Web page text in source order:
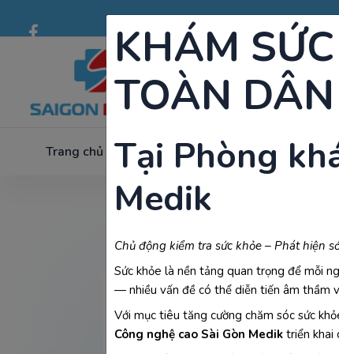
Trang chủ Về chúng tôi Dịch vụ Xét
Trang chủ
KHÁM
TOÀN DÂN
Tại Phòng
Medik
Chủ động kiểm tra sức khỏe – Phát hiện
Sức khỏe là nền tảng quan trọng để mỗi
— nhiều vấn đề có thể diễn tiến âm thầm
Với mục tiêu tăng cường chăm sóc sức
Công nghệ cao Sài Gòn Medik triển khai